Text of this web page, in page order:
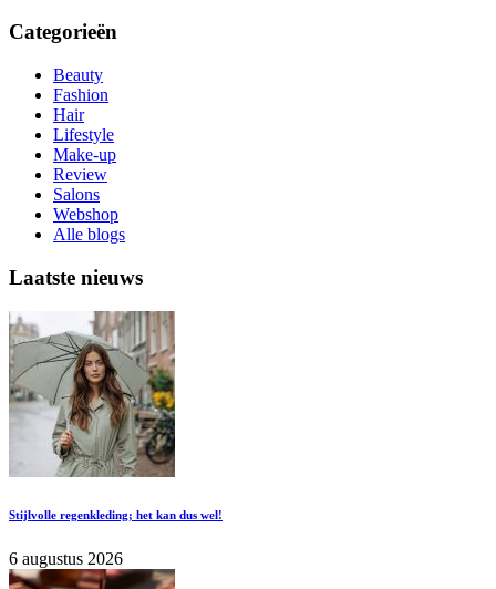
Categorieën
Beauty
Fashion
Hair
Lifestyle
Make-up
Review
Salons
Webshop
Alle blogs
Laatste nieuws
Stijlvolle regenkleding; het kan dus wel!
6 augustus 2026